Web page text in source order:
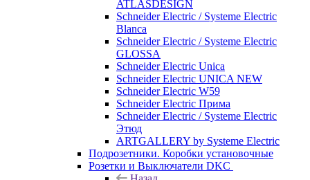
ATLASDESIGN
Schneider Electric / Systeme Electric
Blanca
Schneider Electric / Systeme Electric
GLOSSA
Schneider Electric Unica
Schneider Electric UNICA NEW
Schneider Electric W59
Schneider Electric Прима
Schneider Electric / Systeme Electric
Этюд
ARTGALLERY by Systeme Electric
Подрозетники. Коробки установочные
Розетки и Выключатели DKC